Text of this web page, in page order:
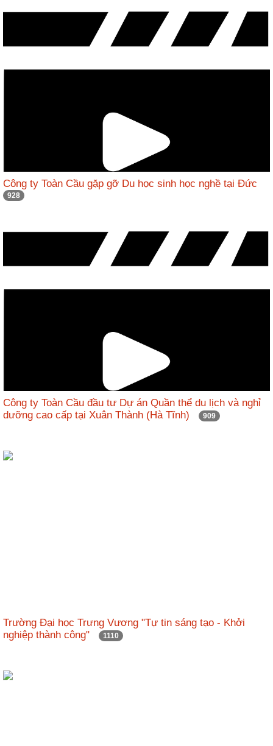
Công ty Toàn Cầu gặp gỡ Du học sinh học nghề tại Đức
928
Công ty Toàn Cầu đầu tư Dự án Quần thể du lịch và nghỉ
dưỡng cao cấp tại Xuân Thành (Hà Tĩnh)
909
Trường Đại học Trưng Vương "Tự tin sáng tạo - Khởi
nghiệp thành công"
1110